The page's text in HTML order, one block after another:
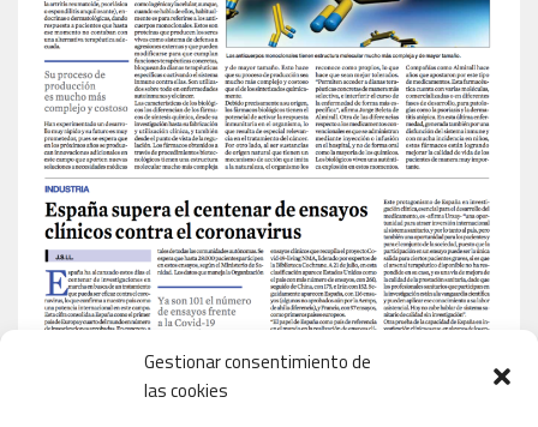
Gestionar consentimiento de
las cookies